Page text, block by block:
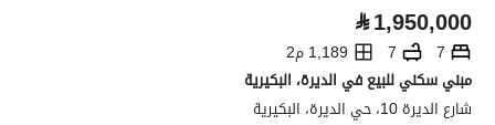
⃁1,950,000
7
7
1,189 م2
مبني سكني للبيع في الديرة، البكيرية
شارع الديرة 10، حي الديرة، البكيرية